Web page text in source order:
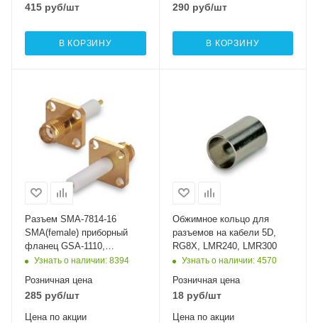
415 руб/шт
В КОРЗИНУ
290руб/шт
В КОРЗИНУ
Разъем SMA-7814-16
SMA(female) приборный
фланец GSA-1110,
диэлектрик 16 мм
Узнать о наличии: 8394
Розничная цена
285 руб/шт
Цена по акции
Обжимное кольцо для
разъемов на кабели 5D,
RG8X, LMR240, LMR300
Узнать о наличии: 4570
Розничная цена
18руб/шт
Цена по акции